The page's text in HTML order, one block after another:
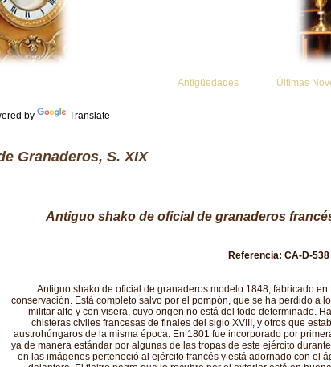
by Translate
Antigüedades Últimas
Granaderos, S. XIX
Antiguo shako de oficial de granaderos
Referencia: CA-D-538
Antiguo shako de oficial de granaderos modelo 1848, fabricado
conservación. Está completo salvo por el pompón, que se ha perdido a
militar alto y con visera, cuyo origen no está del todo determinado.
chisteras civiles francesas de finales del siglo XVIII, y otros que
austrohúngaros de la misma época. En 1801 fue incorporado por
ya de manera estándar por algunas de las tropas de este ejército
en las imágenes perteneció al ejército francés y está adornado con el